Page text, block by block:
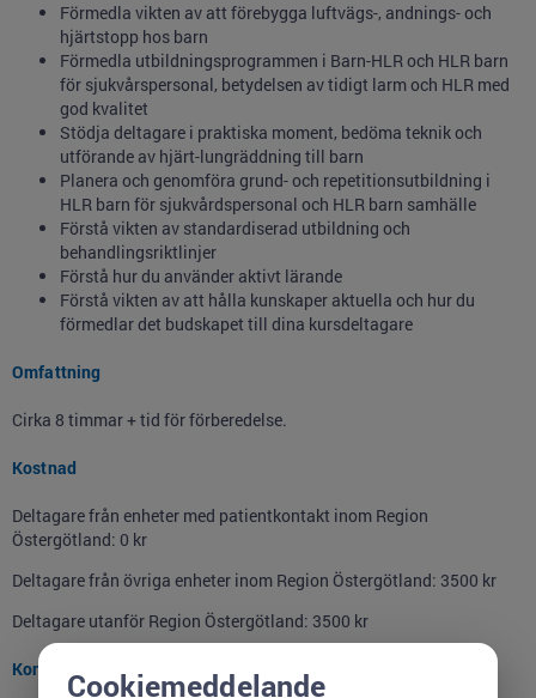
Förmedla vikten av att förebygga luftvägs-, andnings- och
hjärtstopp hos barn
Förmedla utbildningsprogrammen i Barn-HLR och HLR barn
för sjukvårspersonal, betydelsen av tidigt larm och HLR med
god kvalitet
Stödja deltagare i praktiska moment, bedöma teknik och
utförande av hjärt-lungräddning till barn
Planera och genomföra grund- och repetitionsutbildning i
HLR barn för sjukvårdspersonal och HLR barn samhälle
Förstå vikten av standardiserad utbildning och
behandlingsriktlinjer
Förstå hur du använder aktivt lärande
Förstå vikten av att hålla kunskaper aktuella och hur du
förmedlar det budskapet till dina kursdeltagare
Omfattning
Cirka 8 timmar + tid för förberedelse.
Kostnad
Deltagare från enheter med patientkontakt inom Region
Östergötland: 0 kr
Deltagare från övriga enheter inom Region Östergötland: 3500 kr
Deltagare utanför Region Östergötland: 3500 kr
KontaktpersonCookiemeddelande